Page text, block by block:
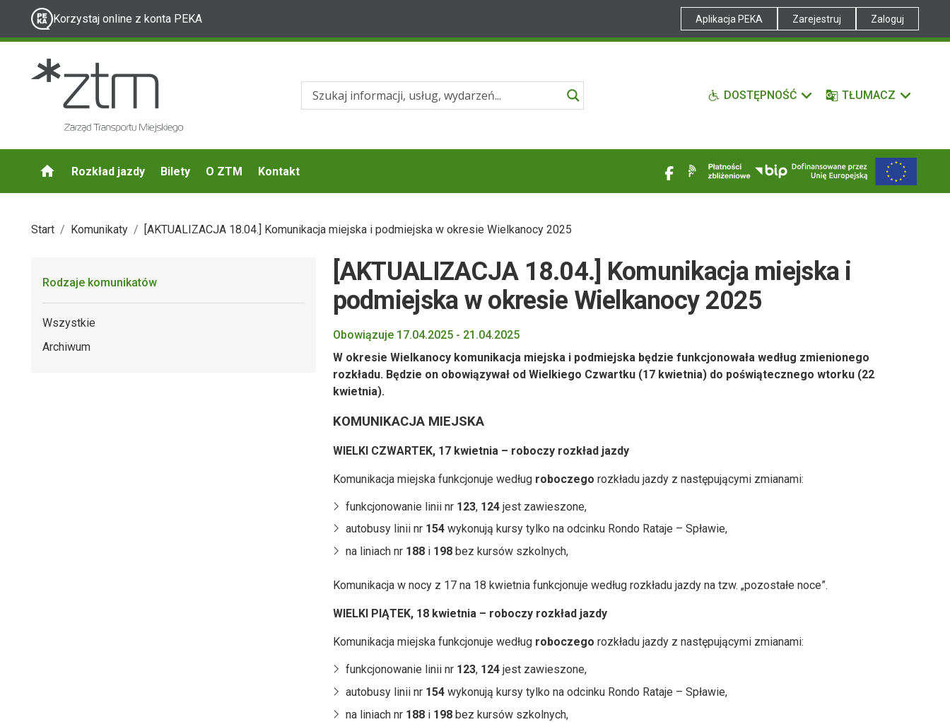
Korzystaj online z konta PEKA Aplikacja PEKA Zarejestruj Zaloguj
DOSTĘPNOŚĆ TŁUMACZ
Rozkład jazdy Bilety O ZTM Kontakt
Start Komunikaty [AKTUALIZACJA 18.04.] Komunikacja miejska i podmiejska w okresie Wielkanocy 2025
Rodzaje komunikatów
Wszystkie
Archiwum
[AKTUALIZACJA 18.04.] Komunikacja miejska i
podmiejska w okresie Wielkanocy 2025
Obowiązuje 17.04.2025 - 21.04.2025
W okresie Wielkanocy komunikacja miejska i podmiejska będzie funkcjonowała według zmienionego
rozkładu. Będzie on obowiązywał od Wielkiego Czwartku (17 kwietnia) do poświątecznego wtorku (22
kwietnia).
KOMUNIKACJA MIEJSKA
WIELKI CZWARTEK, 17 kwietnia – roboczy rozkład jazdy
Komunikacja miejska funkcjonuje według roboczego rozkładu jazdy z następującymi zmianami:
funkcjonowanie linii nr 123, 124jest zawieszone,
autobusy linii nr 154wykonują kursy tylko na odcinku Rondo Rataje – Spławie,
na liniach nr 188i 198bez kursów szkolnych,
Komunikacja w nocy z 17 na 18 kwietnia funkcjonuje według rozkładu jazdy na tzw. „pozostałe noce”.
WIELKI PIĄTEK, 18 kwietnia – roboczy rozkład jazdy
Komunikacja miejska funkcjonuje według roboczego rozkładu jazdy z następującymi zmianami:
funkcjonowanie linii nr 123, 124jest zawieszone,
autobusy linii nr 154wykonują kursy tylko na odcinku Rondo Rataje – Spławie,
na liniach nr 188i 198bez kursów szkolnych,